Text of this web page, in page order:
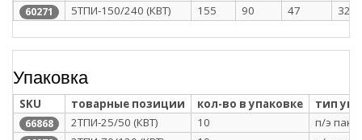
60271 5ТПИ-150/240 (КВТ) 155 90 47 32.5
Упаковка
SKU товарные позиции кол-во в упаковке тип
66868 2ТПИ-25/50 (КВТ) 10 п/э